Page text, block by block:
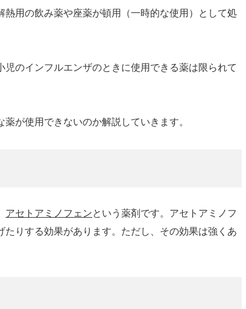
熱用の飲み薬や座薬が頓用（一時的な使用）として処
のインフルエンザのときに使用できる薬は限られて
が使用できないのか解説していきます。
アセトアミノフェンという薬剤です。アセトアミノフ
りする効果があります。ただし、その効果は強くあ